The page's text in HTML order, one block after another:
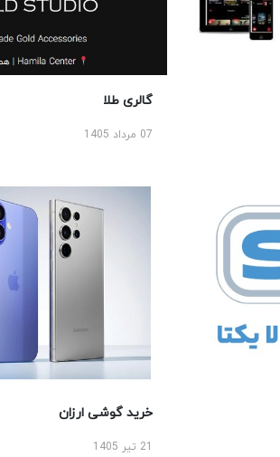
گالری طلا
07 مرداد 1405
خرید گوشی ارزان